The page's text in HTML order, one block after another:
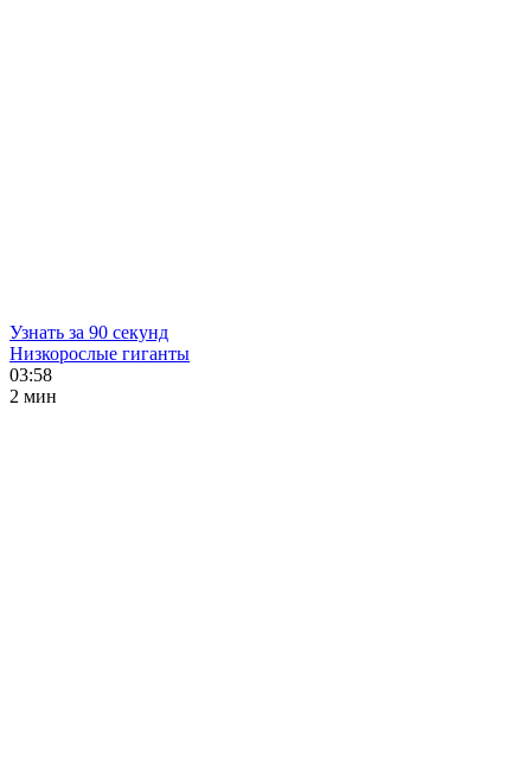
Узнать за 90 секунд
Низкорослые гиганты
03:58
2 мин